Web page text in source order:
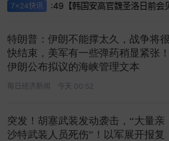
7x24快讯
14:12:49【韩国安高官魏圣洛日前会见
特朗普：伊朗不能撑太久，战争将很
快结束，美军有一些弹药稍显紧张！
伊朗公布拟议的海峡管理文本
每日经济新闻 今天 00:52
突发！胡塞武装发动袭击，“大量亲
沙特武装人员死伤”！以军展开报复